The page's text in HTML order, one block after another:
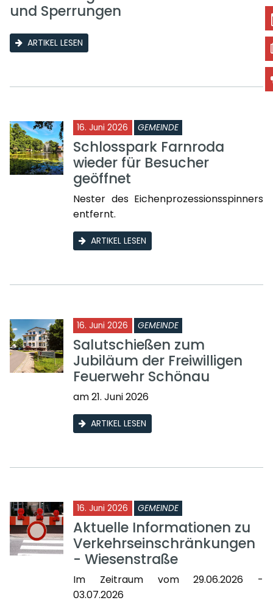
und Sperrungen
ARTIKEL LESEN
16. Juni 2026 GEMEINDE
Schlosspark Farnroda
wieder für Besucher
geöffnet
Nester des Eichenprozessionsspinners
entfernt.
ARTIKEL LESEN
16. Juni 2026 GEMEINDE
Salutschießen zum
Jubiläum der Freiwilligen
Feuerwehr Schönau
am 21. Juni 2026
ARTIKEL LESEN
16. Juni 2026 GEMEINDE
Aktuelle Informationen zu
Verkehrseinschränkungen
- Wiesenstraße
Im Zeitraum vom 29.06.2026 -
03.07.2026